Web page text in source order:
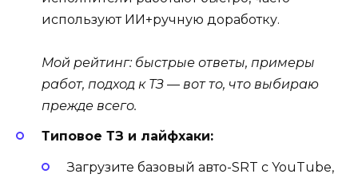
используют ИИ+ручную доработку.
Мой рейтинг: быстрые ответы, примеры
работ, подход к ТЗ — вот то, что выбираю
прежде всего.
Типовое ТЗ и лайфхаки:
Загрузите базовый авто-SRT с YouTube,